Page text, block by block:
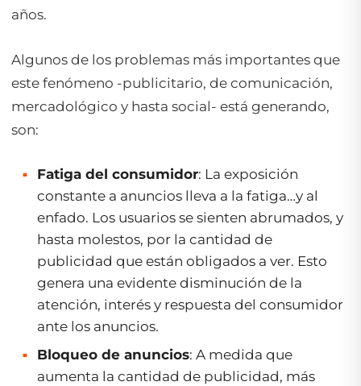
años.
Algunos de los problemas más importantes que
este fenómeno -publicitario, de comunicación,
mercadológico y hasta social- está generando,
son:
Fatiga del consumidor: La exposición
constante a anuncios lleva a la fatiga…y al
enfado. Los usuarios se sienten abrumados, y
hasta molestos, por la cantidad de
publicidad que están obligados a ver. Esto
genera una evidente disminución de la
atención, interés y respuesta del consumidor
ante los anuncios.
Bloqueo de anuncios: A medida que
aumenta la cantidad de publicidad, más